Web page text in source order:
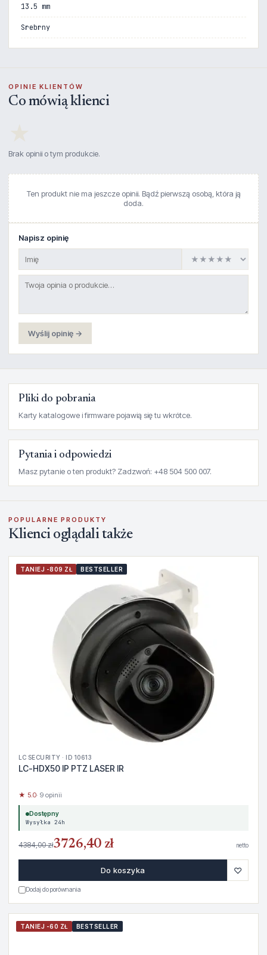
13.5 mm
Srebrny
OPINIE KLIENTÓW
Co mówią klienci
Brak opinii o tym produkcie.
Ten produkt nie ma jeszcze opinii. Bądź pierwszą osobą, która ją
doda.
Napisz opinię
Wyślij opinię →
Pliki do pobrania
Karty katalogowe i firmware pojawią się tu wkrótce.
Pytania i odpowiedzi
Masz pytanie o ten produkt? Zadzwoń: +48 504 500 007.
POPULARNE PRODUKTY
Klienci oglądali także
TANIEJ -809 ZŁ BESTSELLER
LC SECURITY · ID 10613
LC-HDX50 IP PTZ LASER IR
★ 5.0· 9 opinii
Dostępny
Wysyłka 24h
4384,00 zł3726,40 zł netto
Do koszyka ♡
Dodaj do porównania
TANIEJ -60 ZŁ BESTSELLER